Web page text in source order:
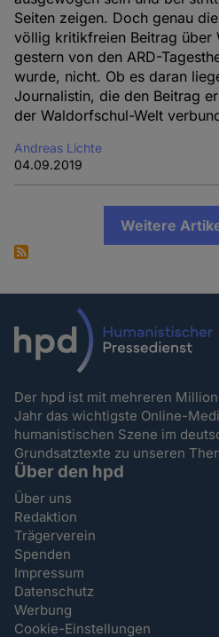
Seiten zeigen. Doch genau
völlig kritikfreien Beitrag über
gestern von den ARD-
wurde, nicht. Ob es daran
Journalistin, die den Beitrag
der Waldorfschul-Welt
Andreas Lichte
04.09.2019
Weitere
Der hpd ist mit mehreren
Jahr das wichtigste Online-
humanistischen Szene im
Grundsatztexte zu unseren
Über den hpd
Über uns
Redaktion
Trägerverein
Spenden
Impressum
Datenschutz
Werbung
Cookie-Einstellungen